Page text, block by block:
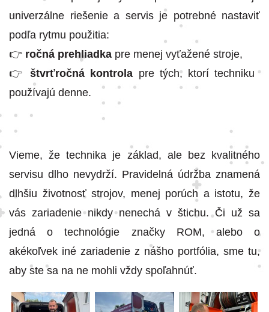
univerzálne riešenie a servis je potrebné nastaviť
podľa rytmu použitia:
👉 ročná prehliadka pre menej vyťažené stroje,
👉štvrťročná kontrola pre tých, ktorí techniku ​​
používajú denne.
Vieme, že technika je základ, ale bez kvalitného
servisu dlho nevydrží. Pravidelná údržba znamená
dlhšiu životnosť strojov, menej porúch a istotu, že
vás zariadenie nikdy nenechá v štichu. Či už sa
jedná o technológie značky ROM, alebo o
akékoľvek iné zariadenie z nášho portfólia, sme tu,
aby ste sa na ne mohli vždy spoľahnúť.